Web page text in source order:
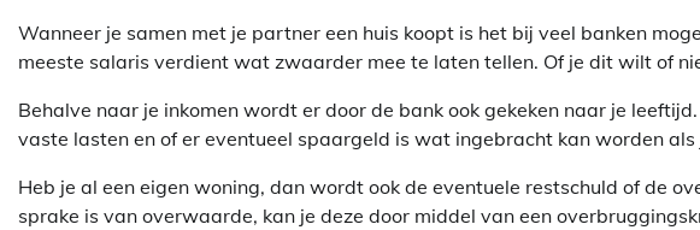
Wanneer je samen met je partner een huis koopt is het bij veel banken
meeste salaris verdient wat zwaarder mee te laten tellen. Of je dit wilt of
Behalve naar je inkomen wordt er door de bank ook gekeken naar je
vaste lasten en of er eventueel spaargeld is wat ingebracht kan worden
Heb je al een eigen woning, dan wordt ook de eventuele restschuld of de
sprake is van overwaarde, kan je deze door middel van een